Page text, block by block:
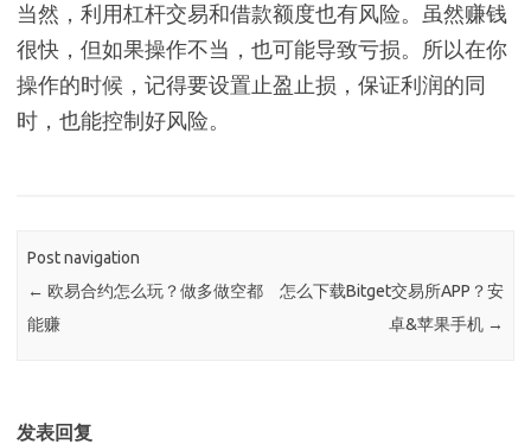
当然，利用杠杆交易和借款额度也有风险。虽然赚钱
很快，但如果操作不当，也可能导致亏损。所以在你
操作的时候，记得要设置止盈止损，保证利润的同
时，也能控制好风险。
Post navigation
← 欧易合约怎么玩？做多做空都
能赚
怎么下载Bitget交易所APP？安
卓&苹果手机 →
发表回复